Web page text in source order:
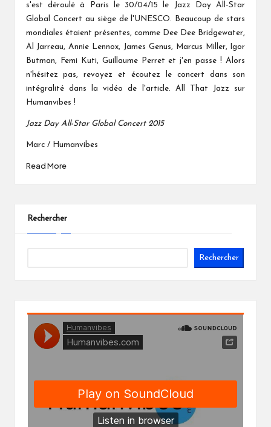
s'est déroulé à Paris le 30/04/15 le Jazz Day All-Star
Global Concert au siège de l'UNESCO. Beaucoup de stars
mondiales étaient présentes, comme Dee Dee Bridgewater,
Al Jarreau, Annie Lennox,
James Genus, Marcus Miller, Igor
Butman, Femi Kuti, Guillaume Perret et j'en passe ! Alors
n'hésitez pas, revoyez et écoutez le concert dans son
intégralité dans la vidéo de l'article. All That Jazz sur
Humanvibes !
Jazz Day All-Star Global Concert 2015
Marc / Humanvibes
Read More
Rechercher
Rechercher